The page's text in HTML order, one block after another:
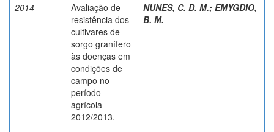
2014
Avaliação de
resistência dos
cultivares de
sorgo granífero
às doenças em
condições de
campo no
período
agrícola
2012/2013.
NUNES, C. D. M.; EMYGDIO,
B. M.